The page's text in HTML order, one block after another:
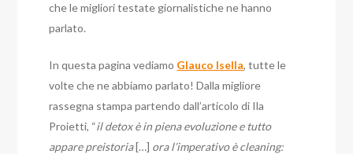
che le migliori testate giornalistiche ne hanno
parlato.
In questa pagina vediamo Glauco Isella, tutte le
volte che ne abbiamo parlato! Dalla migliore
rassegna stampa partendo dall’articolo di Ila
Proietti, “il detox è in piena evoluzione e tutto
appare preistoria[…] ora l’imperativo è cleaning: